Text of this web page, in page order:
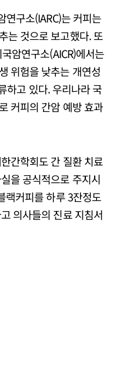
연구소(IARC)는 커피는
는 것으로 보고했다. 또
암연구소(AICR)에서는
위험을 낮추는 개연성
하고 있다. 우리나라 국
커피의 간암 예방 효과
간학회도 간 질환 치료
을 공식적으로 주지시
랙커피를 하루 3잔정도
의사들의 진료 지침서